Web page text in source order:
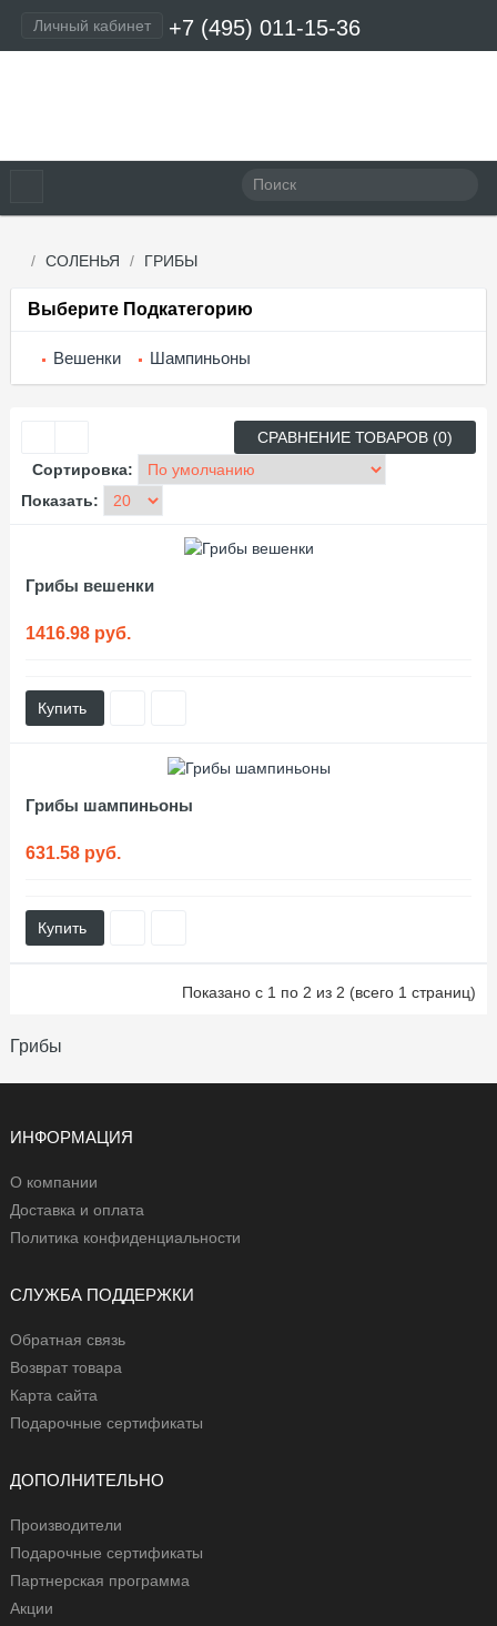
Личный кабинет +7 (495) 011-15-36
СОЛЕНЬЯ ГРИБЫ
Выберите Подкатегорию
Вешенки Шампиньоны
СРАВНЕНИЕ ТОВАРОВ (0)
Сортировка:
Показать:
Грибы вешенки
1416.98 руб.
Купить
Грибы шампиньоны
631.58 руб.
Купить
Показано с 1 по 2 из 2 (всего 1 страниц)
Грибы
ИНФОРМАЦИЯ
О компании
Доставка и оплата
Политика конфиденциальности
СЛУЖБА ПОДДЕРЖКИ
Обратная связь
Возврат товара
Карта сайта
Подарочные сертификаты
ДОПОЛНИТЕЛЬНО
Производители
Подарочные сертификаты
Партнерская программа
Акции